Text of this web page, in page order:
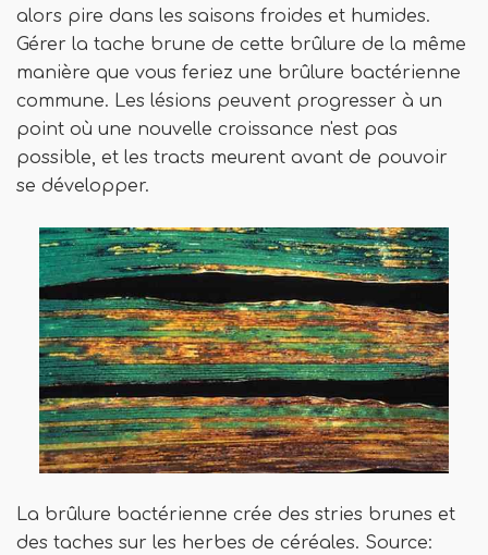
alors pire dans les saisons froides et humides.
Gérer la tache brune de cette brûlure de la même
manière que vous feriez une brûlure bactérienne
commune. Les lésions peuvent progresser à un
point où une nouvelle croissance n'est pas
possible, et les tracts meurent avant de pouvoir
se développer.
La brûlure bactérienne crée des stries brunes et
des taches sur les herbes de céréales. Source: